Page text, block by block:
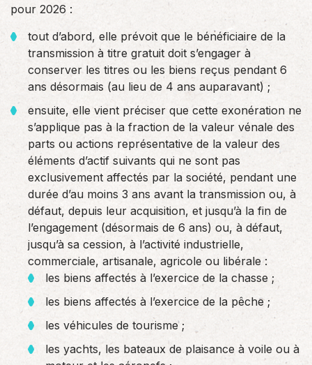
pour 2026 :
tout d’abord, elle prévoit que le bénéficiaire de la
transmission à titre gratuit doit s’engager à
conserver les titres ou les biens reçus pendant 6
ans désormais (au lieu de 4 ans auparavant) ;
ensuite, elle vient préciser que cette exonération ne
s’applique pas à la fraction de la valeur vénale des
parts ou actions représentative de la valeur des
éléments d’actif suivants qui ne sont pas
exclusivement affectés par la société, pendant une
durée d’au moins 3 ans avant la transmission ou, à
défaut, depuis leur acquisition, et jusqu’à la fin de
l’engagement (désormais de 6 ans) ou, à défaut,
jusqu’à sa cession, à l’activité industrielle,
commerciale, artisanale, agricole ou libérale :
les biens affectés à l’exercice de la chasse ;
les biens affectés à l’exercice de la pêche ;
les véhicules de tourisme ;
les yachts, les bateaux de plaisance à voile ou à